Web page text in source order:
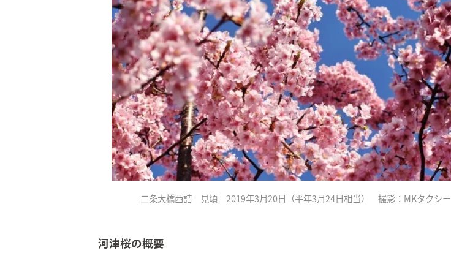
二条大橋西詰 見頃 2019年3月20日（平年3月24日相当） 撮影：MKタクシー
河津桜の概要